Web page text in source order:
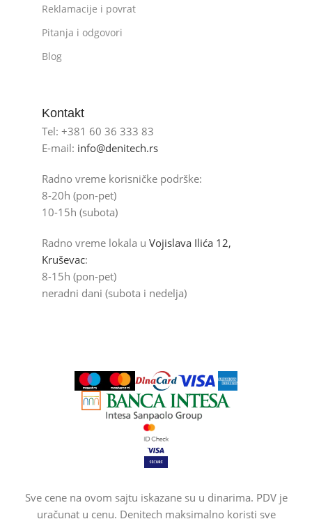
Reklamacije i povrat
Pitanja i odgovori
Blog
Kontakt
Tel: +381 60 36 333 83
E-mail: info@denitech.rs
Radno vreme korisničke podrške:
8-20h (pon-pet)
10-15h (subota)
Radno vreme lokala u Vojislava Ilića 12,
Kruševac:
8-15h (pon-pet)
neradni dani (subota i nedelja)
Sve cene na ovom sajtu iskazane su u dinarima. PDV je
uračunat u cenu. Denitech maksimalno koristi sve